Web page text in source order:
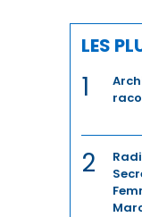
EMPLOI
ENERGIES
LES
1
2